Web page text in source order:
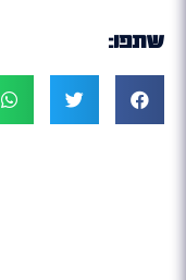
שתפו: